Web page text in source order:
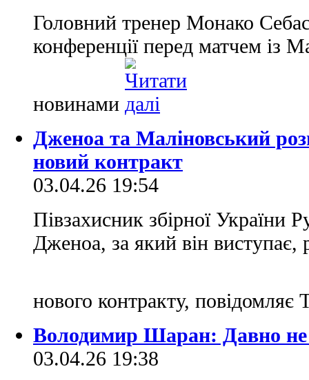
Головний тренер Монако
конференції перед матчем із
новинами
Дженоа та Маліновський
новий контракт
03.04.26 19:54
Півзахисник збірної України
Дженоа, за який він
нового контракту, повідомляє
Володимир Шаран: Давно не
03.04.26 19:38